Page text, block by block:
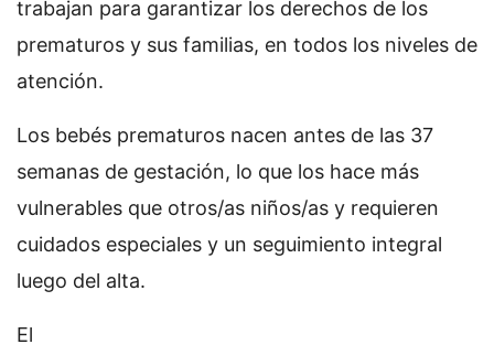
trabajan para garantizar los derechos de los
prematuros y sus familias, en todos los niveles de
atención.
Los bebés prematuros nacen antes de las 37
semanas de gestación, lo que los hace más
vulnerables que otros/as niños/as y requieren
cuidados especiales y un seguimiento integral
luego del alta.
El